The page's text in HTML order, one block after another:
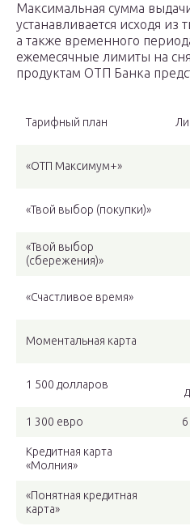
Максимальная сумма
устанавливается исходя из
а также временного
ежемесячные лимиты на
продуктам ОТП Банка
Тарифный план
«ОТП Максимум+»
«Твой выбор (покупки)»
«Твой выбор
(сбережения)»
«Счастливое время»
Моментальная карта
1 500 долларов
1 300 евро
Кредитная карта
«Молния»
«Понятная кредитная
карта»